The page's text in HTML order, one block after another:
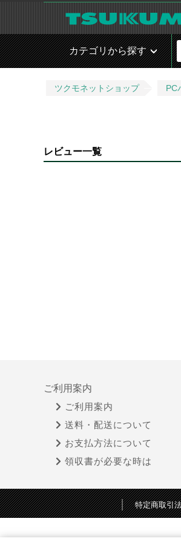
カテゴリから探す
ツクモネットショップ PC
レビュー一覧
ご利用案内
ご利用案内
送料・配送について
お支払方法について
領収書が必要な時は
特定商取引